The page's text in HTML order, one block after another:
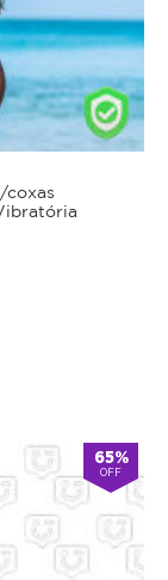
65%
OFF